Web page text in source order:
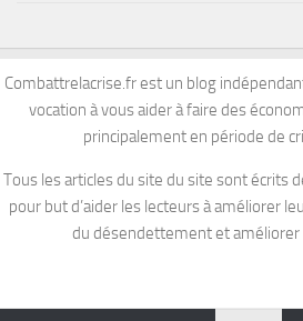
Combattrelacrise.fr est un blog
vocation à vous aider à faire des
principalement en période de
Tous les articles du site du site sont écrits
pour but d’aider les lecteurs à améliorer
du désendettement et améliorer